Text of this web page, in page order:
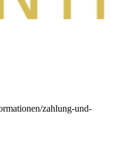
zahlung-und-